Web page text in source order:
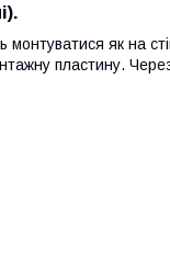
монтуватися як на
пластину.